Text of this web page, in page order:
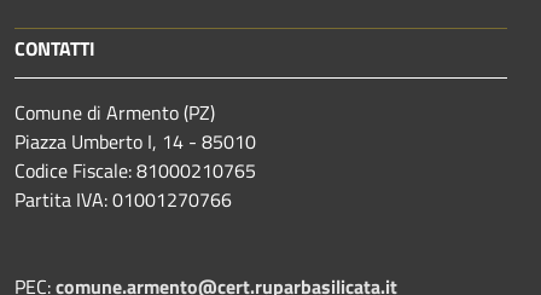
CONTATTI
Comune di Armento (PZ)
Piazza Umberto I, 14 - 85010
Codice Fiscale: 81000210765
Partita IVA: 01001270766
PEC:comune.armento@cert.ruparbasilicata.it